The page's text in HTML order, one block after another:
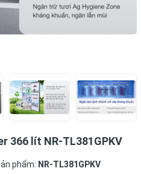
366 lít NR-TL381GPKV
phẩm: NR-TL381GPKV